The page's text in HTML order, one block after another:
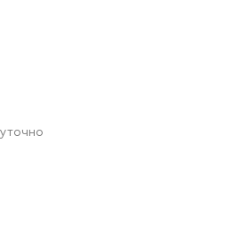
комментарий*